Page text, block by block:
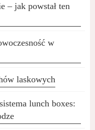
– jak powstał ten
w
laskowych
lunch boxes: